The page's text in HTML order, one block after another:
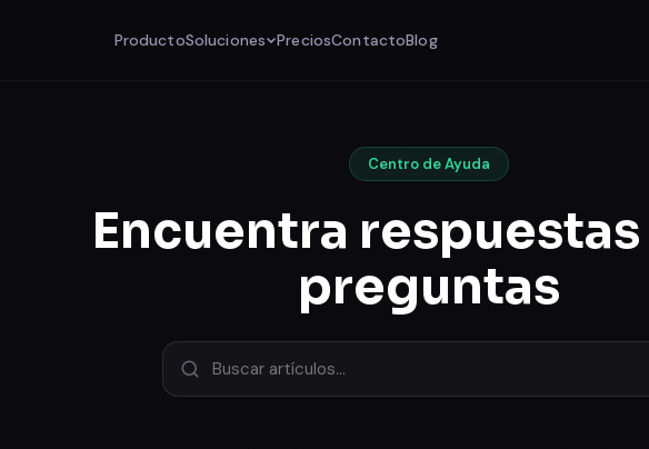
ProductoSoluciones PreciosContactoBlog
Centro de Ayuda
Encuentra respuestas
preguntas